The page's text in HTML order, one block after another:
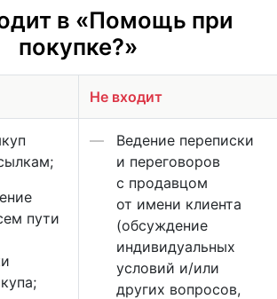
в «Помощь при
покупке?»
Не входит
пути
Ведение переписки
и переговоров
с продавцом
от имени клиента
(обсуждение
индивидуальных
условий и/или
других вопросов,